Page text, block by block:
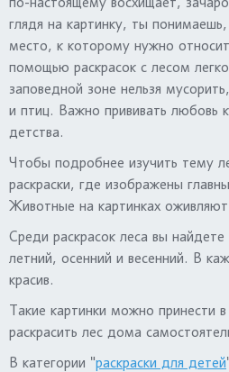
глядя на картинку, ты
место, к которому нужно
помощью раскрасок с лесом
заповедной зоне нельзя
и птиц. Важно прививать любовь
детства.
Чтобы подробнее изучить тему
раскраски, где изображены
Животные на картинках оживляют
Среди раскрасок леса вы
летний, осенний и весенний. В
красив.
Такие картинки можно принести
раскрасить лес дома
В категории "раскраски для детей